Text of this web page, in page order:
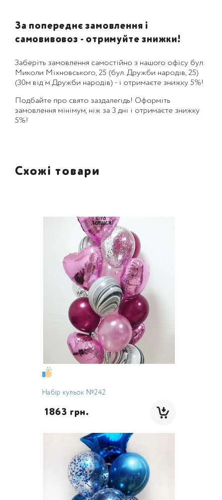
За попереднє замовлення і
самовивовоз - отримуйте знижки!
Заберіть замовлення самостійно з нашого офісу бул.
Миколи Міхновського, 25 (бул. Дружби народів, 25)
(30м від м.Дружби народів) - і отримаєте знижку 5%!
Подбайте про свято заздалегідь! Оформіть
замовлення мінімум, ніж за 3 дні і отримаєте знижку
5%!
Схожі товари
Набір кульок №242
1863 грн.